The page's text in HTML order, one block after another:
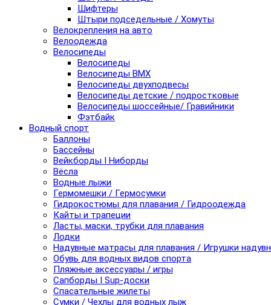
Шифтеры
Штыри подседельные / Хомуты
Велокрепления на авто
Велоодежда
Велосипеды
Велосипеды
Велосипеды BMX
Велосипеды двухподвесы
Велосипеды детские / подростковые
Велосипеды шоссейные/ Гравийники
Фэтбайк
Водный спорт
Баллоны
Бассейны
Вейкборды I Ниборды
Вёсла
Водные лыжи
Гермомешки / Гермосумки
Гидрокостюмы для плавания / Гидроодежда
Кайты и трапеции
Ласты, маски, трубки для плавания
Лодки
Надувные матрасы для плавания / Игрушки
Обувь для водных видов спорта
Пляжные аксессуары / игры
Сапборды I Sup-доски
Спасательные жилеты
Сумки / Чехлы для водных лыж